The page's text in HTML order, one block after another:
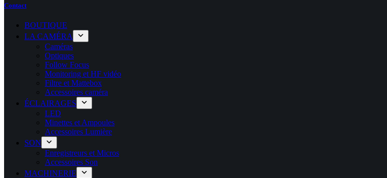
Contact
BOUTIQUE
LA CAMÉRA
Caméras
Optiques
Follow Focus
Monitoring et HF vidéo
Filtre et Mattebox
Accessoires caméra
ÉCLAIRAGES
LED
Minettes et Ampoules
Accessoires Lumière
SON
Enregistreurs et Micros
Accessoires Son
MACHINERIE